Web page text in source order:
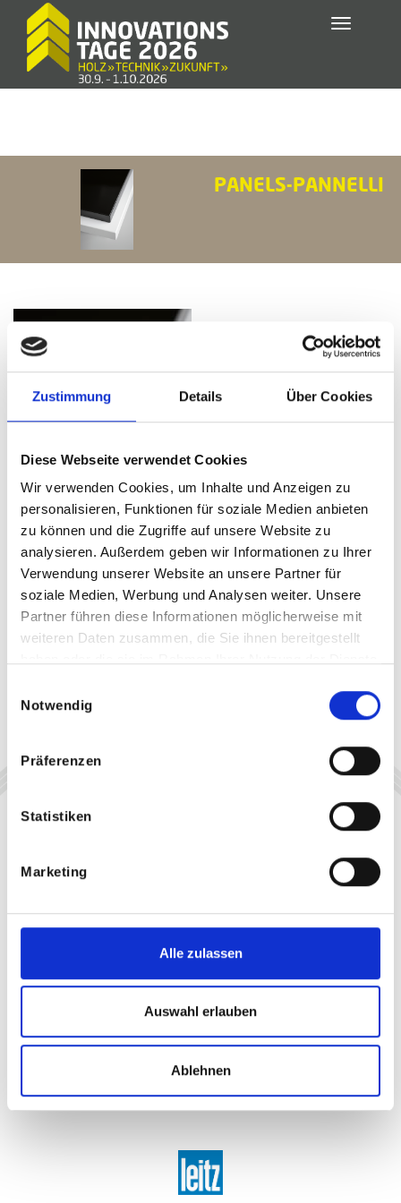
Zustimmung Details Über Cookies
Diese Webseite verwendet Cookies
Wir verwenden Cookies, um Inhalte und Anzeigen zu
personalisieren, Funktionen für soziale Medien anbieten
zu können und die Zugriffe auf unsere Website zu
analysieren. Außerdem geben wir Informationen zu Ihrer
Verwendung unserer Website an unsere Partner für
soziale Medien, Werbung und Analysen weiter. Unsere
Partner führen diese Informationen möglicherweise mit
weiteren Daten zusammen, die Sie ihnen bereitgestellt
Notwendig
Präferenzen
Statistiken
Marketing
Alle zulassen
Auswahl erlauben
Ablehnen
Toggle
PANELS-PANNELLI